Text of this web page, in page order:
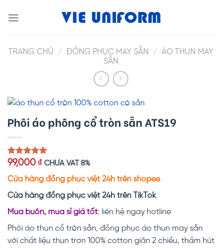
TRANG CHỦ / ĐỒNG PHỤC MAY SẴN / ÁO THUN MAY
SẴN
Phôi áo phông cổ tròn sẵn ATS19
5.00trên 5
dựa trên
1
đánh giá
99,000 ₫ CHƯA VAT 8%
Cửa hàng đồng phục việt 24h trên shopee
Cửa hàng đồng phục việt 24h trên TikTok
Mua buôn, mua sỉ giá tốt: liên hệ ngay hotline
Phôi áo thun cổ tròn sẵn, đồng phục áo thun may sẵn
với chất liệu thun trơn 100% cotton giãn 2 chiều, thấm hút